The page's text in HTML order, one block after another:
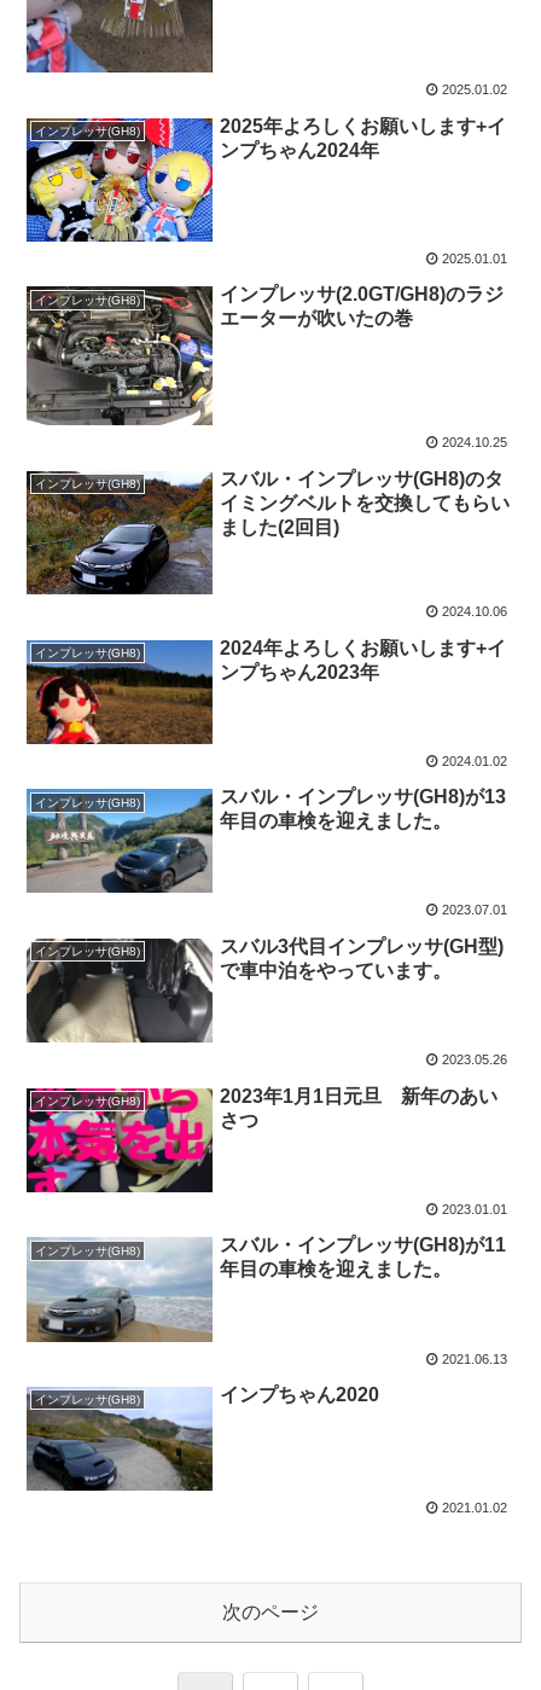
2025.01.02
インプレッサ(GH8)
2025年よろしくお願いします+イ
ンプちゃん2024年
2025.01.01
インプレッサ(GH8)
インプレッサ(2.0GT/GH8)のラジ
エーターが吹いたの巻
2024.10.25
インプレッサ(GH8)
スバル・インプレッサ(GH8)のタ
イミングベルトを交換してもらい
ました(2回目)
2024.10.06
インプレッサ(GH8)
2024年よろしくお願いします+イ
ンプちゃん2023年
2024.01.02
インプレッサ(GH8)
スバル・インプレッサ(GH8)が13
年目の車検を迎えました。
2023.07.01
インプレッサ(GH8)
スバル3代目インプレッサ(GH型)
で車中泊をやっています。
2023.05.26
インプレッサ(GH8)
2023年1月1日元旦 新年のあい
さつ
2023.01.01
インプレッサ(GH8)
スバル・インプレッサ(GH8)が11
年目の車検を迎えました。
2021.06.13
インプレッサ(GH8) インプちゃん2020
2021.01.02
次のページ